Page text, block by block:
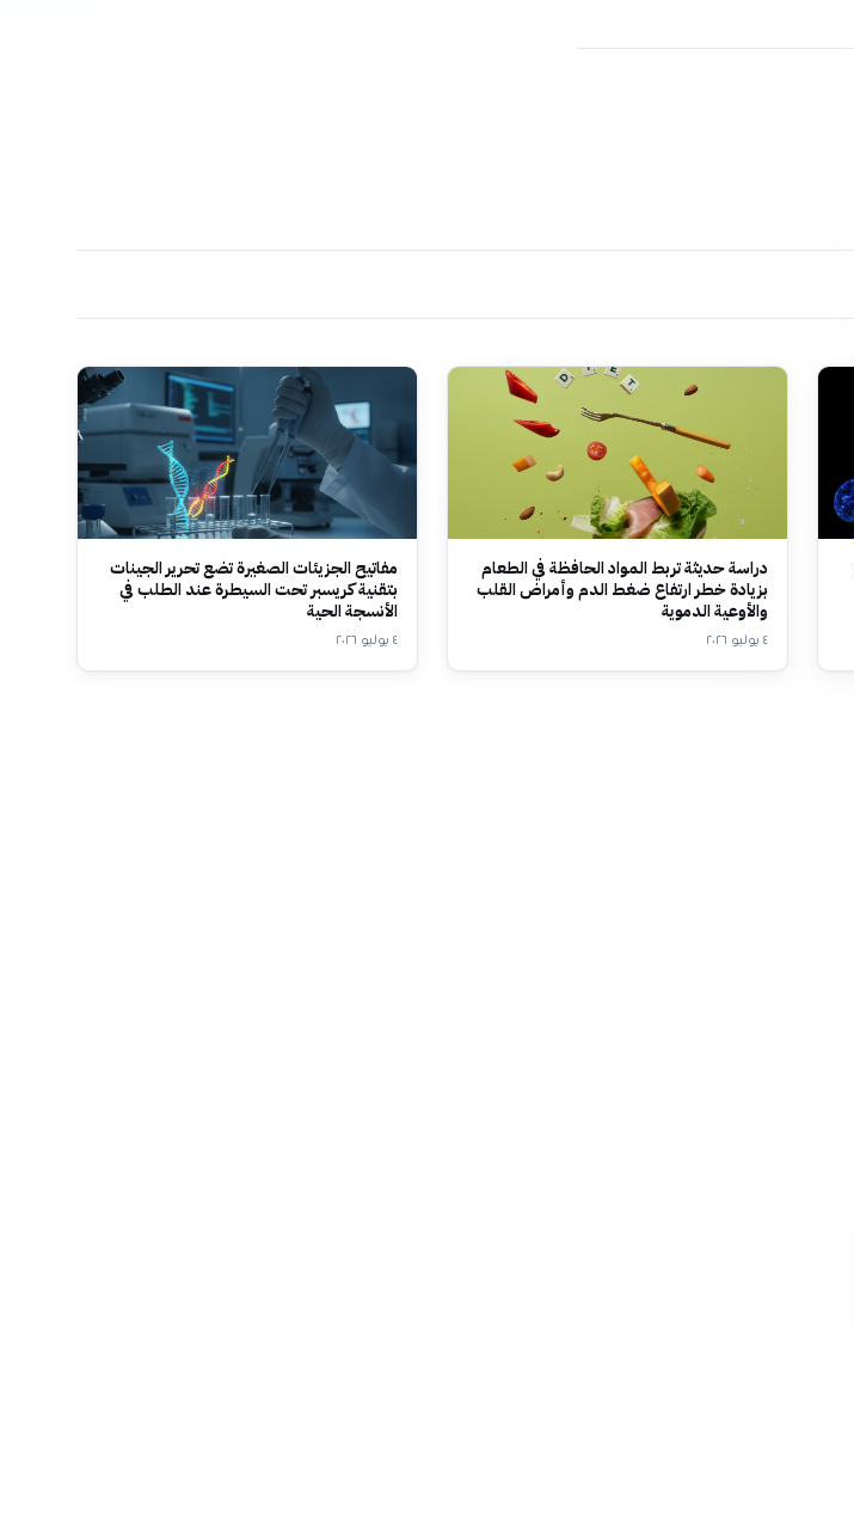
دراسة حديثة تربط المواد الحافظة في الطعام
بزيادة خطر ارتفاع ضغط الدم وأمراض القلب
والأوعية الدموية
٤ يوليو ٢٠٢٦
مفاتيح الجزيئات الصغيرة تضع تحرير الجينات
بتقنية كريسبر تحت السيطرة عند الطلب في
الأنسجة الحية
٤ يوليو ٢٠٢٦